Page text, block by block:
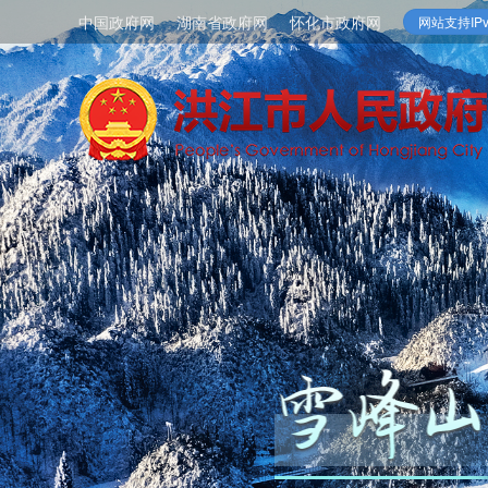
中国政府网 湖南省政府网 怀化市政府网 网站支持